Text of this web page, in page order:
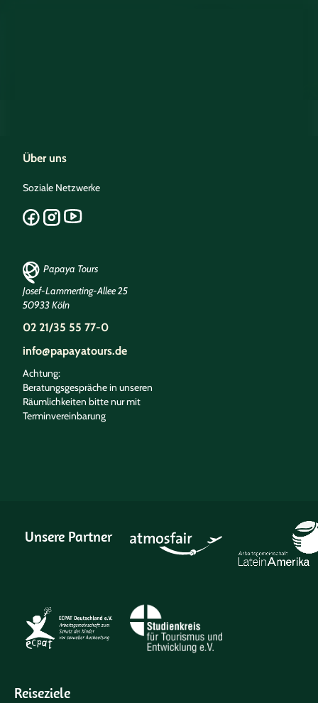
Über uns
Soziale Netzwerke
Papaya Tours
Josef-Lammerting-Allee 25
50933 Köln
02 21/35 55 77-0
info@papayatours.de
Achtung:
Beratungsgespräche in unseren
Räumlichkeiten bitte nur mit
Terminvereinbarung
Unsere Partner
Reiseziele